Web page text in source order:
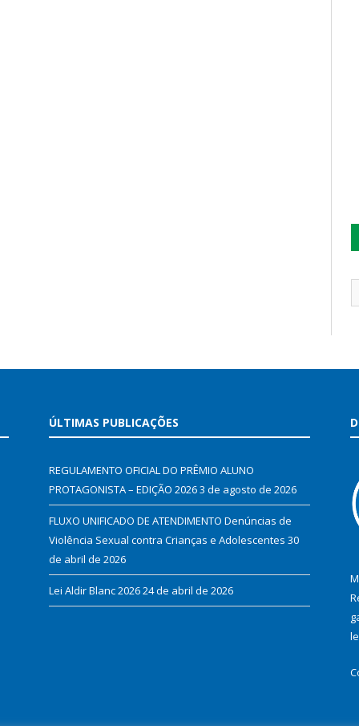
ÚLTIMAS PUBLICAÇÕES
REGULAMENTO OFICIAL DO PRÊMIO ALUNO
PROTAGONISTA – EDIÇÃO 20263 de agosto de 2026
FLUXO UNIFICADO DE ATENDIMENTO Denúncias de
Violência Sexual contra Crianças e Adolescentes 30
de abril de 2026
Lei Aldir Blanc 202624 de abril de 2026